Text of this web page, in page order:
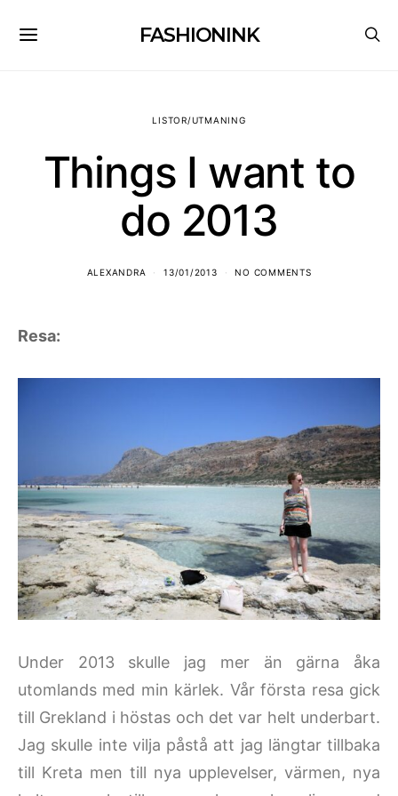
FASHIONINK
LISTOR/UTMANING
Things I want to
do 2013
ALEXANDRA 13/01/2013 NO COMMENTS
Resa:
Under 2013 skulle jag mer än gärna åka
utomlands med min kärlek. Vår första resa gick
till Grekland i höstas och det var helt underbart.
Jag skulle inte vilja påstå att jag längtar tillbaka
till Kreta men till nya upplevelser, värmen, nya